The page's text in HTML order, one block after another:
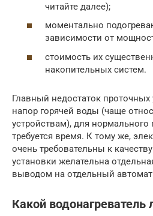
читайте далее);
моментально
зависимости от
стоимость их
накопительных систем.
Главный недостаток проточных
напор горячей воды (чаще
устройствам), для нормального
требуется время. К тому же,
очень требовательны к
установки желательна
выводом на отдельный
Какой водонагреватель